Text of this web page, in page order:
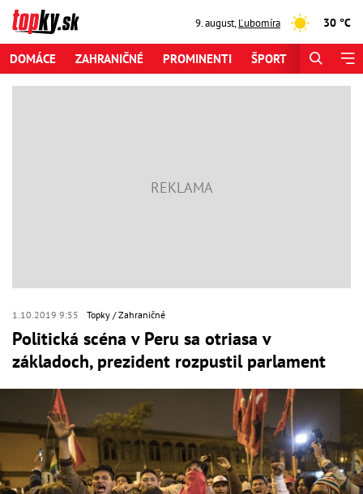
9. august,Ľubomíra 30 °C
DOMÁCE ZAHRANIČNÉ PROMINENTI ŠPORT
1.10.2019 9:55 Topky Zahraničné
Politická scéna v Peru sa otriasa v
základoch, prezident rozpustil parlament